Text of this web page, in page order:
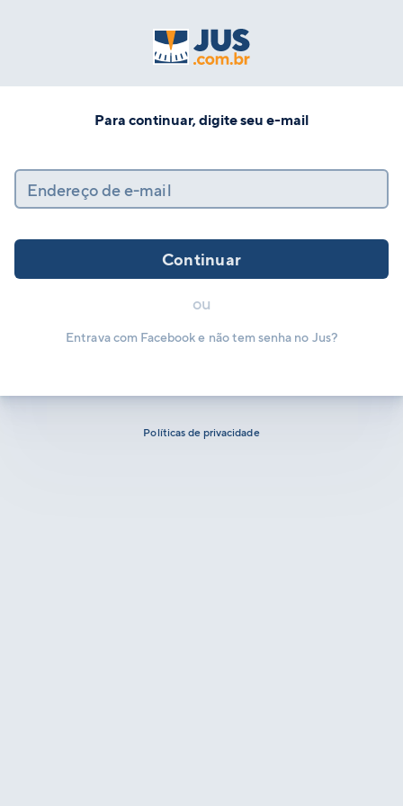
Para continuar, digite seu e-mail
Endereço de e-mail
Continuar
ou
Entrava com Facebook e não tem senha no Jus?
Políticas de privacidade